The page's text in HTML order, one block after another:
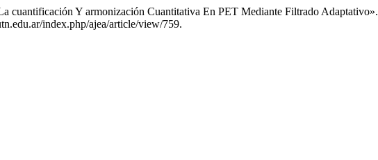
cuantificación Y armonización Cuantitativa En PET Mediante Filtrado Adaptativo».
index.php/ajea/article/view/759.